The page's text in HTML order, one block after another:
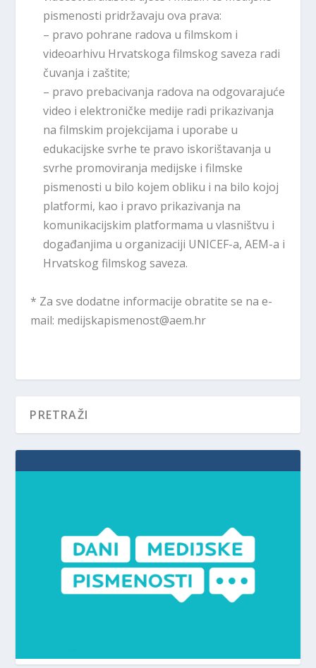
pismenosti pridržavaju ova prava:
– pravo pohrane radova u filmskom i
videoarhivu Hrvatskoga filmskog saveza radi
čuvanja i zaštite;
– pravo prebacivanja radova na odgovarajuće
video i elektroničke medije radi prikazivanja
na filmskim projekcijama i uporabe u
edukacijske svrhe te pravo iskorištavanja u
svrhe promoviranja medijske i filmske
pismenosti u bilo kojem obliku i na bilo kojoj
platformi, kao i pravo prikazivanja na
komunikacijskim platformama u vlasništvu i
događanjima u organizaciji UNICEF-a, AEM-a i
Hrvatskog filmskog saveza.
* Za sve dodatne informacije obratite se na e-
mail: medijskapismenost@aem.hr